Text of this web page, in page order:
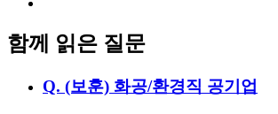
함께 읽은 질문
Q. (보훈) 화공/환경직 공기업